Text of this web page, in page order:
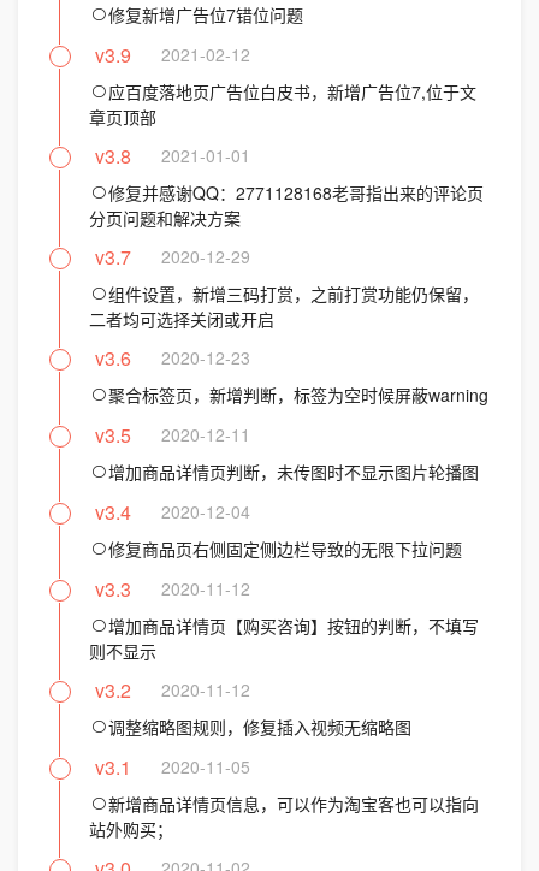
修复新增广告位7错位问题
2021-02-12
应百度落地页广告位白皮书，新增广告位7,位于文
章页顶部
v3.9
2021-01-01
修复并感谢QQ：2771128168老哥指出来的评论页
分页问题和解决方案
v3.8
2020-12-29
组件设置，新增三码打赏，之前打赏功能仍保留，
二者均可选择关闭或开启
v3.7
2020-12-23
聚合标签页，新增判断，标签为空时候屏蔽warning
v3.6
2020-12-11
增加商品详情页判断，未传图时不显示图片轮播图
v3.5
2020-12-04
修复商品页右侧固定侧边栏导致的无限下拉问题
v3.4
2020-11-12
增加商品详情页【购买咨询】按钮的判断，不填写
则不显示
v3.3
2020-11-12
调整缩略图规则，修复插入视频无缩略图
v3.2
2020-11-05
新增商品详情页信息，可以作为淘宝客也可以指向
站外购买；
v3.1